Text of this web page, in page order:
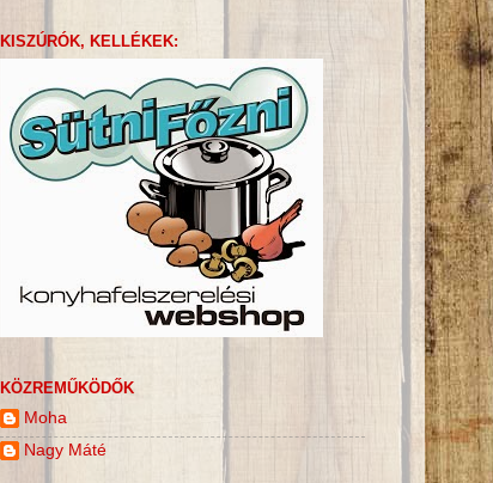
KISZÚRÓK, KELLÉKEK:
KÖZREMŰKÖDŐK
Moha
Nagy Máté